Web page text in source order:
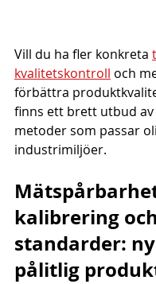
Vill du ha fler konkreta
kvalitetskontroll och
förbättra
finns ett brett utbud
metoder som passar
industrimiljöer.
kalibrering och
standarder:
pålitlig